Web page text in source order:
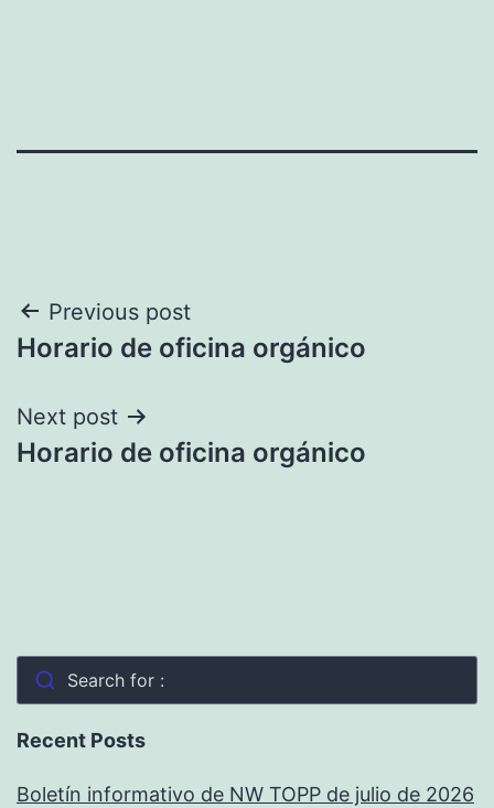
Navegación
de
entradas
Previous post
Horario de oficina orgánico
Next post
Horario de oficina orgánico
Search for :
Recent Posts
Boletín informativo de NW TOPP de julio de 2026